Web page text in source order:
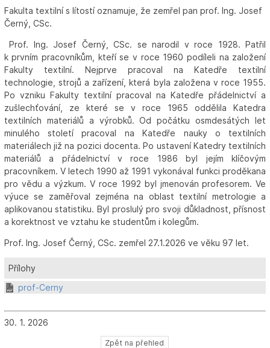
Fakulta textilní s lítostí oznamuje, že zemřel pan prof. Ing. Josef
Černý, CSc.
Prof. Ing. Josef Černý, CSc. se narodil v roce 1928. Patřil
k prvním pracovníkům, kteří se v roce 1960 podíleli na založení
Fakulty textilní. Nejprve pracoval na Katedře textilní
technologie, strojů a zařízení, která byla založena v roce 1955.
Po vzniku Fakulty textilní pracoval na Katedře přádelnictví a
zušlechťování, ze které se v roce 1965 oddělila Katedra
textilních materiálů a výrobků. Od počátku osmdesátých let
minulého století pracoval na Katedře nauky o textilních
materiálech již na pozici docenta. Po ustavení Katedry textilních
materiálů a přádelnictví v roce 1986 byl jejím klíčovým
pracovníkem. V letech 1990 až 1991 vykonával funkci proděkana
pro vědu a výzkum. V roce 1992 byl jmenován profesorem. Ve
výuce se zaměřoval zejména na oblast textilní metrologie a
aplikovanou statistiku. Byl proslulý pro svoji důkladnost, přísnost
a korektnost ve vztahu ke studentům i kolegům.
Prof. Ing. Josef Černý, CSc. zemřel 27.1.2026 ve věku 97 let.
Přílohy
prof-Cerny
30. 1. 2026
Zpět na přehled